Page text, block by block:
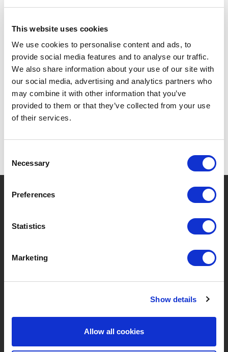
This website uses cookies
We use cookies to personalise content and ads, to
provide social media features and to analyse our traffic.
We also share information about your use of our site with
our social media, advertising and analytics partners who
may combine it with other information that you’ve
provided to them or that they’ve collected from your use
of their services.
Selection
Necessary
Preferences
Statistics
Marketing
Show details
Allow all cookies
SPÉCIFICATIONS
? Besoin d'aide ?
Nouveaux Produits Offres D'emploi
SERVICES MY LIVWISE-PRO LOGIN